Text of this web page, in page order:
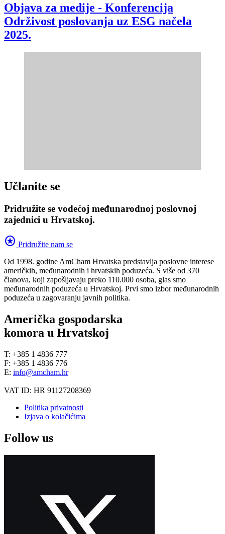
Objava za medije - Konferencija
Održivost poslovanja uz ESG načela
2025.
Učlanite se
Pridružite se vodećoj međunarodnoj poslovnoj
zajednici u Hrvatskoj.
stars Pridružite nam se
Od 1998. godine AmCham Hrvatska predstavlja poslovne interese
američkih, međunarodnih i hrvatskih poduzeća. S više od 370
članova, koji zapošljavaju preko 110.000 osoba, glas smo
međunarodnih poduzeća u Hrvatskoj. Prvi smo izbor međunarodnih
poduzeća u zagovaranju javnih politika.
Američka gospodarska
komora u Hrvatskoj
T: +385 1 4836 777
F: +385 1 4836 776
E: info@amcham.hr
VAT ID: HR 91127208369
Politika privatnosti
Izjava o kolačićima
Follow us